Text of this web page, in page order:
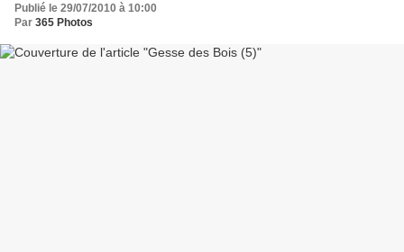
Publié le 29/07/2010 à 10:00
Par 365 Photos